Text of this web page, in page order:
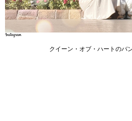
クイーン・オブ・ハートのバ